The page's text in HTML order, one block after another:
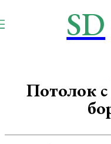
SD
Потолок